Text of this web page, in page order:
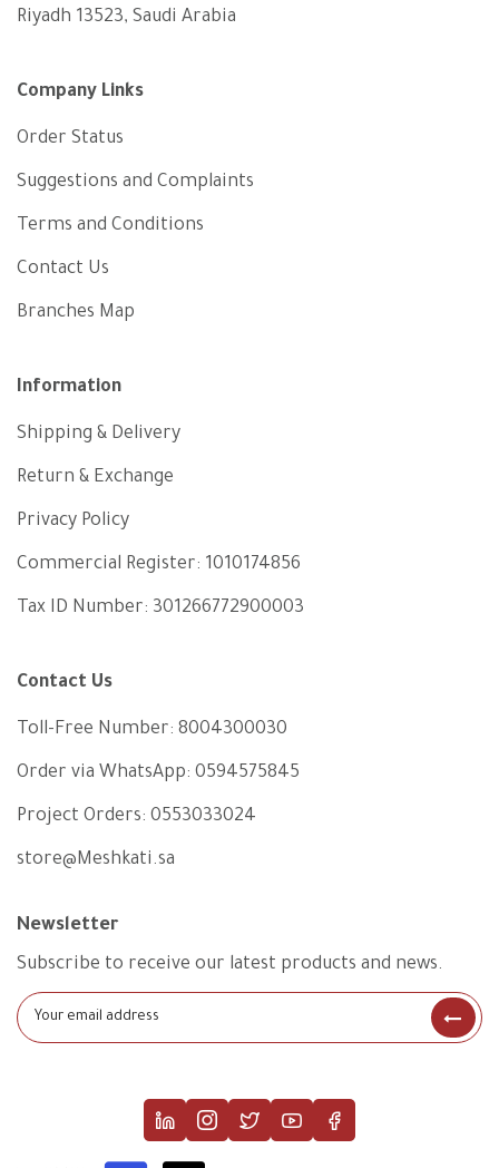
Riyadh 13523, Saudi Arabia
Company Links
Order Status
Suggestions and Complaints
Terms and Conditions
Contact Us
Branches Map
Information
Shipping & Delivery
Return & Exchange
Privacy Policy
Commercial Register: 1010174856
Tax ID Number: 301266772900003
Contact Us
Toll-Free Number: 8004300030
Order via WhatsApp: 0594575845
Project Orders: 0553033024
store@Meshkati.sa
Newsletter
Subscribe to receive our latest products and news.